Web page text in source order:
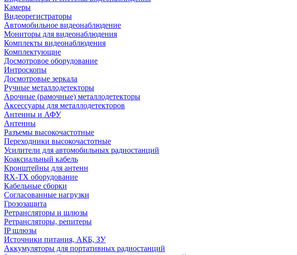
Камеры
Видеорегистраторы
Автомобильное видеонаблюдение
Мониторы для видеонаблюдения
Комплекты видеонаблюдения
Комплектующие
Досмотровое оборудование
Интроскопы
Досмотровые зеркала
Ручные металлодетекторы
Арочные (рамочные) металлодетекторы
Аксессуары для металлодетекторов
Антенны и АФУ
Антенны
Разъемы высокочастотные
Переходники высокочастотные
Усилители для автомобильных радиостанций
Коаксиальный кабель
Кронштейны для антенн
RX-TX оборудование
Кабельные сборки
Согласованные нагрузки
Грозозащита
Ретрансляторы и шлюзы
Ретрансляторы, репитеры
IP шлюзы
Источники питания, АКБ, ЗУ
Аккумуляторы для портативных радиостанций